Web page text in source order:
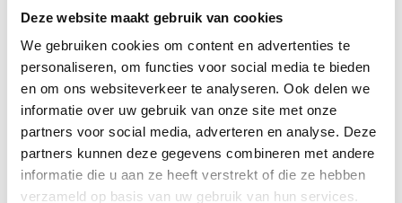
Deze website maakt gebruik van cookies
We gebruiken cookies om content en advertenties te
personaliseren, om functies voor social media te bieden
en om ons websiteverkeer te analyseren. Ook delen we
informatie over uw gebruik van onze site met onze
partners voor social media, adverteren en analyse. Deze
partners kunnen deze gegevens combineren met andere
informatie die u aan ze heeft verstrekt of die ze hebben
verzameld op basis van uw gebruik van hun services.
We geven je graag een impressie van de
accomodaties van dit reisplan. Natuurlijk kan het altijd
meer basic of juist luxer. Geef dit gewoon even aan bij
customizen van je reis.
Route